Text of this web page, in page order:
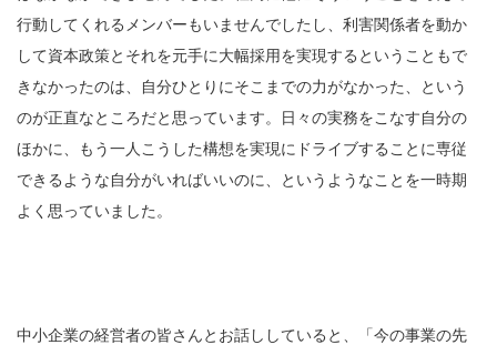
行動してくれるメンバーもいませんでしたし、利害関係者を動か
して資本政策とそれを元手に大幅採用を実現するということもで
きなかったのは、自分ひとりにそこまでの力がなかった、という
のが正直なところだと思っています。日々の実務をこなす自分の
ほかに、もう一人こうした構想を実現にドライブすることに専従
できるような自分がいればいいのに、というようなことを一時期
よく思っていました。
中小企業の経営者の皆さんとお話ししていると、「今の事業の先